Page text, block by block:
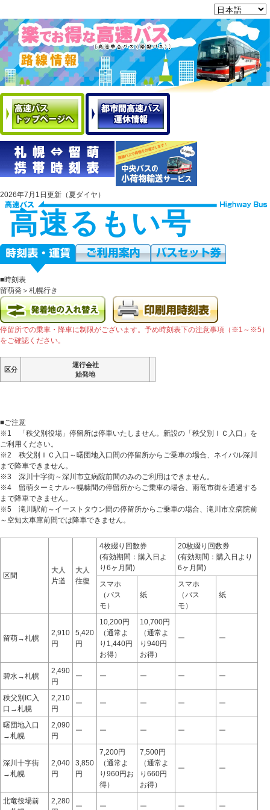
2026年7月1日更新（夏ダイヤ）
高速るもい号
■時刻表
留萌発＞札幌行き
停留所での乗車・降車に制限がございます。予め時刻表下の注意事項（※1～※5）
をご確認ください。
区分
運行会社
始発地
区分
運行会社
始発地
区分
運行会社
始発地
区分
運行会社
始発地
■ご注意
※1 「秩父別役場」停留所は停車いたしません。新設の「秩父別ＩＣ入口」を
ご利用ください。
※2 秩父別ＩＣ入口～曙団地入口間の停留所からご乗車の場合、ネイパル深川
まで降車できません。
※3 深川十字街～深川市立病院前間のみのご利用はできません。
※4 留萌ターミナル～幌糠間の停留所からご乗車の場合、雨竜市街を通過する
まで降車できません。
※5 滝川駅前～イーストタウン間の停留所からご乗車の場合、滝川市立病院前
～空知太車庫前間では降車できません。
区間
大人
片道
大人
往復
4枚綴り回数券
(有効期間：購入日よ
り6ヶ月間)
20枚綴り回数券
(有効期間：購入日より
6ヶ月間)
スマホ
（バス
モ）
紙
スマホ
（バス
モ）
紙
留萌→札幌
2,910
円
5,420
円
10,200円
（通常よ
り1,440円
お得）
10,700円
（通常よ
り940円
お得）
ー ー
碧水→札幌
2,490
円
ー ー ー ー ー
秩父別IC入
口→札幌
2,210
円
ー ー ー ー ー
曙団地入口
→札幌
2,090
円
ー ー ー ー ー
深川十字街
→札幌
2,040
円
3,850
円
7,200円
（通常よ
り960円お
得）
7,500円
（通常よ
り660円
お得）
ー ー
北竜役場前
2,280
ー ー ー ー ー